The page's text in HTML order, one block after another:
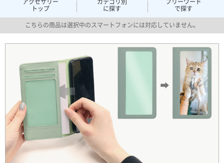
アクセサリー
トップ
カテゴリ別
に探す
フリーワード
で探す
こちらの商品は選択中のスマートフォンには対応していません。